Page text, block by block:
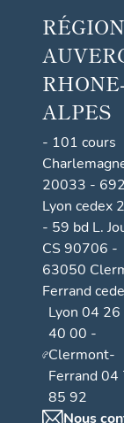
RÉGION
RHONE-
ALPES
- 101 cours
20033 -
Lyon cedex 2
- 59 bd L.
CS 90706 -
63050
Ferrand
Lyon 04
40 00 -
Clermont-
Ferrand 04
85 92
Nous